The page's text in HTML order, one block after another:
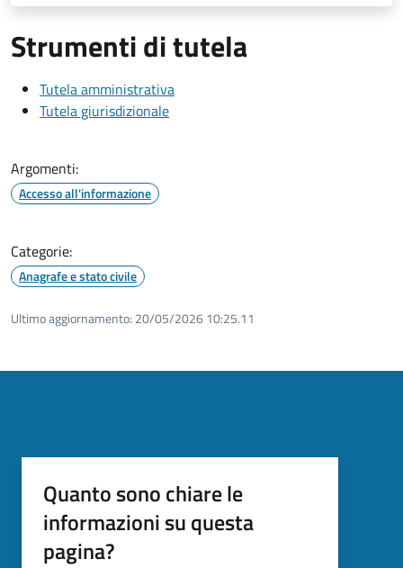
Strumenti di tutela
Tutela amministrativa
Tutela giurisdizionale
Argomenti:
Accesso all'informazione
Categorie:
Anagrafe e stato civile
Ultimo aggiornamento: 20/05/2026 10:25.11
Quanto sono chiare le
informazioni su questa
pagina?